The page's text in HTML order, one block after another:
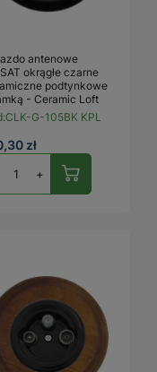
antenowe
okrągłe czarne
podtynkowe
- Ceramic Loft
CLK-G-105BK KPL
zł
+